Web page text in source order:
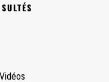
Vidéos